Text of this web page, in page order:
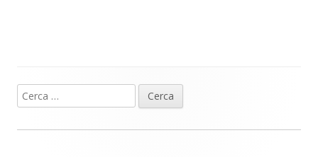
Barra
laterale
Ricerca
per: